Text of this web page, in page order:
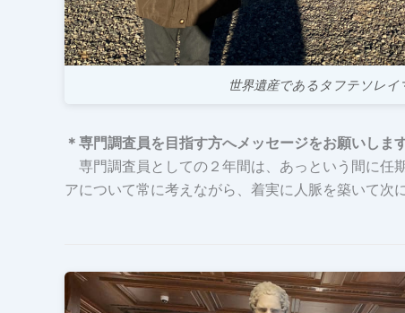
世界遺産であるタフテソレイ
＊専門調査員を目指す方へメッセージをお願いします
専門調査員としての２年間は、あっという間に任
アについて常に考えながら、着実に人脈を築いて次